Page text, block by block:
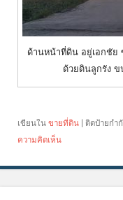
ด้านหน้าที่ดิน อยู่เอกชัย
ด้วยดินลูกรัง ข
เขียนใน ขายที่ดิน | ติดป้ายกำ
ความคิดเห็น